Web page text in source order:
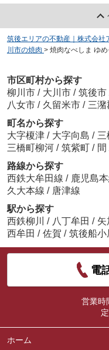
筑後エリアの不動産｜株式会社
川市の焼肉 > 焼肉なべしま ゆ
市区町村から探す
柳川市 / 大川市 / 筑後市
八女市 / 久留米市 / 三潴
町名から探す
大字榎津 / 大字向島 / 三
三橋町柳河 / 筑紫町 / 間
路線から探す
西鉄大牟田線 / 鹿児島
久大本線 / 唐津線
駅から探す
西鉄柳川
/ 八丁牟田 / 矢
西牟田 / 佐賀 / 筑後船小
電
営業時
ホーム